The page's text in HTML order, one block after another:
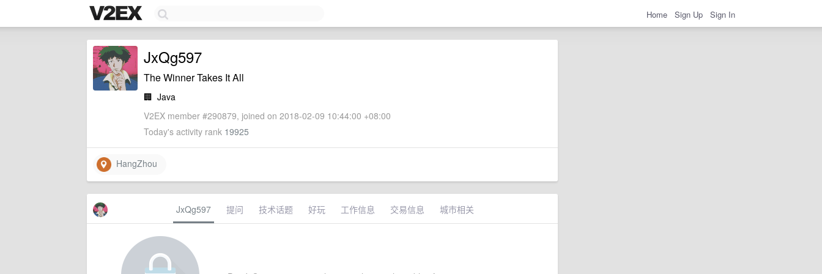
Home Sign Up Sign In
JxQg597
The Winner Takes It All
🏢 Java
V2EX member #290879, joined on 2018-02-09 10:44:00 +08:00
Today's activity rank 19925
HangZhou
JxQg597 提问 技术话题 好玩 工作信息 交易信息 城市相关